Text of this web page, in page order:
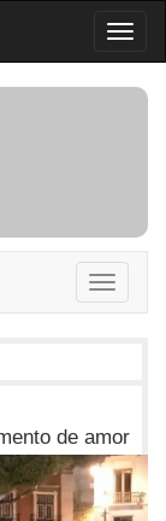
Toggle
de amor